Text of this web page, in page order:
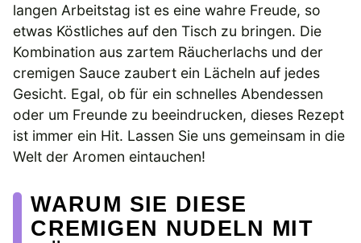
langen Arbeitstag ist es eine wahre Freude, so
etwas Köstliches auf den Tisch zu bringen. Die
Kombination aus zartem Räucherlachs und der
cremigen Sauce zaubert ein Lächeln auf jedes
Gesicht. Egal, ob für ein schnelles Abendessen
oder um Freunde zu beeindrucken, dieses Rezept
ist immer ein Hit. Lassen Sie uns gemeinsam in die
Welt der Aromen eintauchen!
WARUM SIE DIESE
CREMIGEN NUDELN MIT